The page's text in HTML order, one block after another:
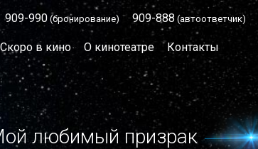
909-990 (бронирование) 909-888 (автоответчик)
Скоро в кино О кинотеатре Контакты
любимый призрак